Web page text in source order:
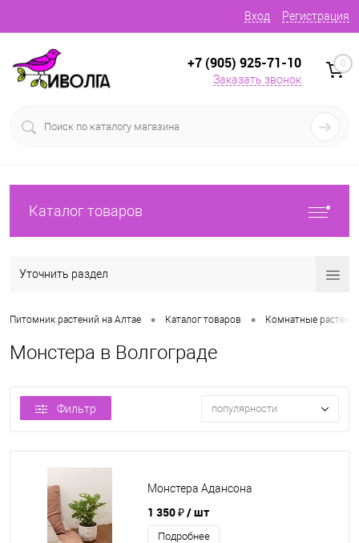
Вход Регистрация
+7 (905) 925-71-10
Заказать звонок
0
Каталог товаров
Уточнить раздел
Питомник растений на Алтае • Каталог товаров • Комнатные
Монстера в Волгограде
Фильтр популярности
Монстера Адансона
1 350 ₽/ шт
Подробнее